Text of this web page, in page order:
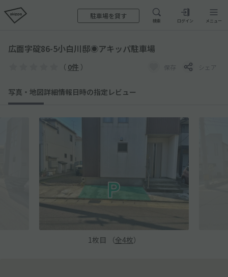
駐車場を貸す
検索 ログイン メニュー
広面字碇86-5小白川邸◉アキッパ駐車場
（ 0件 ） 保存 シェア
写真・地図詳細情報日時の指定 レビュー
1 枚目 （全4枚）